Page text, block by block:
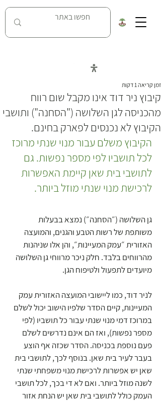
קיבוץ ניר דוד אינו מקבל שום רווח
מהכניסה לגן השלושה ("הסחנה") ותושבי
הקיבוץ לא נכנסים לפארק בחינם.
זמן קריאה 1 דקות
הקיבוץ משלם עבור מנוי שנתי מרוכז
לכל תושביו לפי מספר נפשות. גם
לתושבי בית שאן קיימת האפשרות
לרכישת מנוי שנתי מוזל ביותר.
גן השלושה (״הסחנה״) נמצא בבעלות
משותפת של רשות הטבע והגנים, והמועצה
האזורית ״עמק המעיינות״, והן אלו שניהנות
מהרווחים בלבד. חלק ניכר מרווחי גן השלושה
מיועדים לתפעול ולטיפוח הגן.
לניר דוד, כמו ליישובי המועצה האזורית עמק
המעיינות, קיים הסדר שלפיו הישוב יכול לשלם
במרוכז דמי מנוי שנתי עבור כל תושביו (לפי
מספר נפשות), ואז הם אינם נדרשים לשלם
פעם נוספת בכניסה. הסדר שכזה אף הוצע
בעבר לעיר בית שאן. בנוסף לכך, לתושבי בית
שאן יש אפשרות לרכישת מנוי משפחתי שנתי
לשנה מוזל ביותר. ואם לא די בכך, לכל תושבי
העמק כולל לתושבי בית שאן יש הנחת אזור